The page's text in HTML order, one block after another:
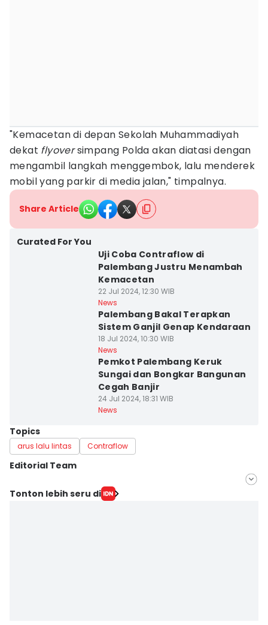
"Kemacetan di depan Sekolah Muhammadiyah
dekat flyoversimpang Polda akan diatasi dengan
mengambil langkah menggembok, lalu menderek
mobil yang parkir di media jalan," timpalnya.
Share Article
Curated For You
Uji Coba Contraflow di
Palembang Justru Menambah
Kemacetan
22 Jul 2024, 12:30 WIB
News
Palembang Bakal Terapkan
Sistem Ganjil Genap Kendaraan
18 Jul 2024, 10:30 WIB
News
Pemkot Palembang Keruk
Sungai dan Bongkar Bangunan
Cegah Banjir
24 Jul 2024, 18:31 WIB
News
Topics
arus lalu lintas Contraflow
Editorial Team
Editor
Tonton lebih seru di